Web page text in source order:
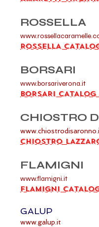
ROSSELLA
ROSSELLA
BORSARI
www.borsariverona.it
BORSARI CATALOG
CHIOSTRO
CHIOSTRO
FLAMIGNI
www.flamigni.it
FLAMIGNI
GALUP
www.galup.it